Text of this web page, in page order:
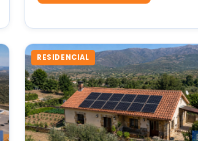
RESIDENCIAL